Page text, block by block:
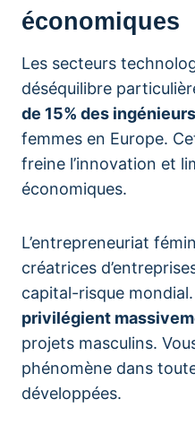
économiques
Les secteurs
déséquilibre
de 15% des
femmes en Europe.
freine l’innovation et
économiques.
L’entrepreneuriat
créatrices
capital-risque mondial.
privilégient
projets masculins.
phénomène dans
développées.